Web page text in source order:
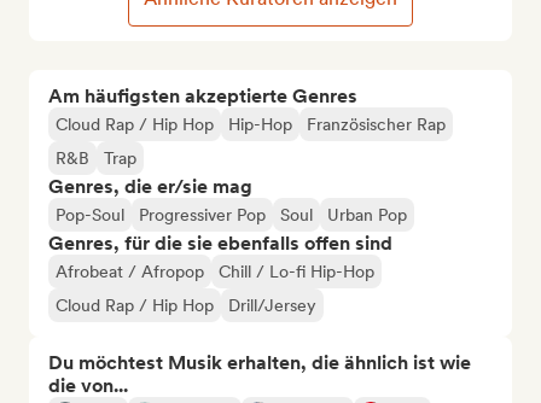
Am häufigsten akzeptierte Genres
Cloud Rap / Hip Hop Hip-Hop
Französischer Rap
R&B
Trap
Genres, die er/sie mag
Pop-Soul Progressiver Pop Soul Urban Pop
Genres, für die sie ebenfalls offen sind
Afrobeat / Afropop
Chill / Lo-fi Hip-Hop
Cloud Rap / Hip Hop
Drill/Jersey
Du möchtest Musik erhalten, die ähnlich ist wie
die von...